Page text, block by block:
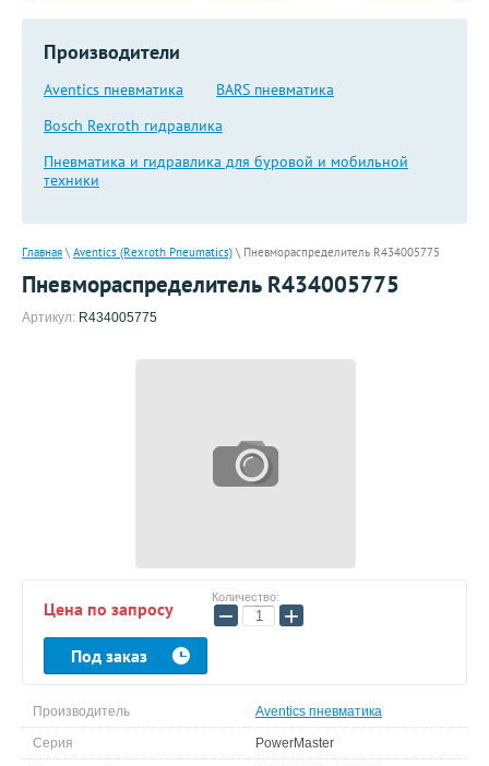
Производители
Aventics пневматика
BARS пневматика
Bosch Rexroth гидравлика
Пневматика и гидравлика для буровой и мобильной
техники
Главная\ Aventics (Rexroth Pneumatics)\ Пневмораспределитель R434005775
Пневмораспределитель R434005775
Артикул: R434005775
Цена по запросу
Количество:
− +
Под заказ
Производитель Aventics пневматика
Серия PowerMaster